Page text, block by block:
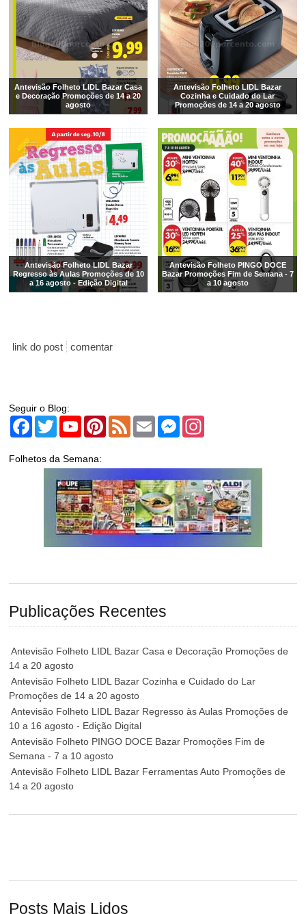
Antevisão Folheto LIDL Bazar Casa
e Decoração Promoções de 14 a 20
agosto
Antevisão Folheto LIDL Bazar
Cozinha e Cuidado do Lar
Promoções de 14 a 20 agosto
Antevisão Folheto LIDL Bazar
Regresso às Aulas Promoções de 10
a 16 agosto - Edição Digital
Antevisão Folheto PINGO DOCE
Bazar Promoções Fim de Semana - 7
a 10 agosto
link do post comentar
Seguir o Blog:
Facebook
TwitterYouTubePinterest
Feed Email Messenger
Folhetos da Semana:
Publicações Recentes
Antevisão Folheto LIDL Bazar Casa e Decoração Promoções de
14 a 20 agosto
Antevisão Folheto LIDL Bazar Cozinha e Cuidado do Lar
Promoções de 14 a 20 agosto
Antevisão Folheto LIDL Bazar Regresso às Aulas Promoções de
10 a 16 agosto - Edição Digital
Antevisão Folheto PINGO DOCE Bazar Promoções Fim de
Semana - 7 a 10 agosto
Antevisão Folheto LIDL Bazar Ferramentas Auto Promoções de
14 a 20 agosto
Posts Mais Lidos